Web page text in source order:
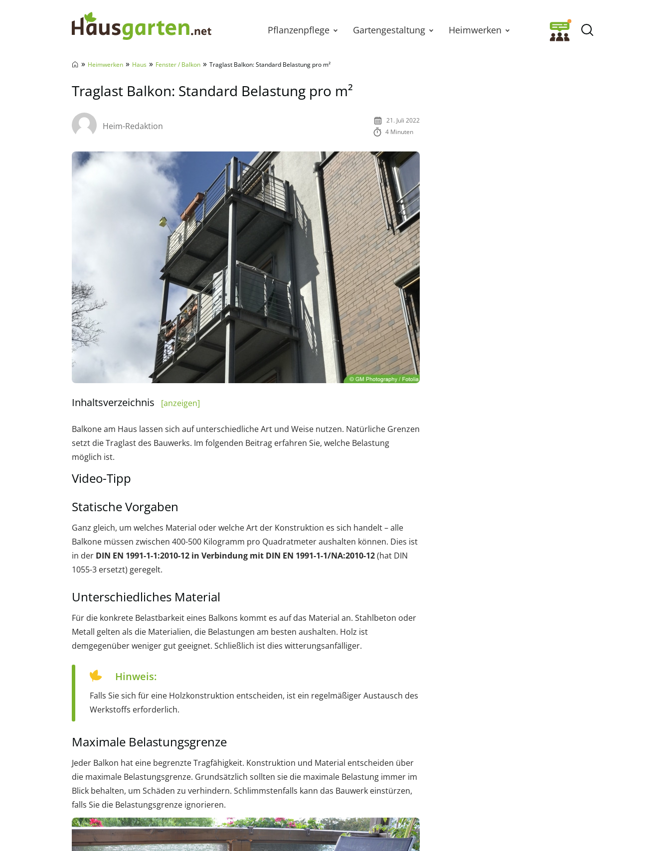
Pflanzenpflege Gartengestaltung Heimwerken
» Heimwerken » Haus » Fenster / Balkon » Traglast Balkon: Standard Belastung pro m²
Traglast Balkon: Standard Belastung pro m²
Heim-Redaktion
21. Juli 2022
4 Minuten
Inhaltsverzeichnis [anzeigen]
Balkone am Haus lassen sich auf unterschiedliche Art und Weise nutzen. Natürliche Grenzen
setzt die Traglast des Bauwerks. Im folgenden Beitrag erfahren Sie, welche Belastung
möglich ist.
Video-Tipp
Statische Vorgaben
Ganz gleich, um welches Material oder welche Art der Konstruktion es sich handelt – alle
Balkone müssen zwischen 400-500 Kilogramm pro Quadratmeter aushalten können. Dies ist
in der DIN EN 1991-1-1:2010-12 in Verbindung mit DIN EN 1991-1-1/NA:2010-12(hat DIN
1055-3 ersetzt) geregelt.
Unterschiedliches Material
Für die konkrete Belastbarkeit eines Balkons kommt es auf das Material an. Stahlbeton oder
Metall gelten als die Materialien, die Belastungen am besten aushalten. Holz ist
demgegenüber weniger gut geeignet. Schließlich ist dies witterungsanfälliger.
Hinweis:
Falls Sie sich für eine Holzkonstruktion entscheiden, ist ein regelmäßiger Austausch des
Werkstoffs erforderlich.
Maximale Belastungsgrenze
Jeder Balkon hat eine begrenzte Tragfähigkeit. Konstruktion und Material entscheiden über
die maximale Belastungsgrenze. Grundsätzlich sollten sie die maximale Belastung immer im
Blick behalten, um Schäden zu verhindern. Schlimmstenfalls kann das Bauwerk einstürzen,
falls Sie die Belastungsgrenze ignorieren.